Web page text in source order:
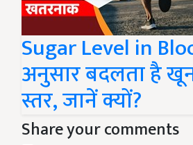
Sugar Level in
अनुसार बदलता है
स्तर, जानें क्यों?
Share your comments